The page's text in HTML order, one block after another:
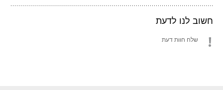
חשוב לנו לדעת
שלח חוות דעת